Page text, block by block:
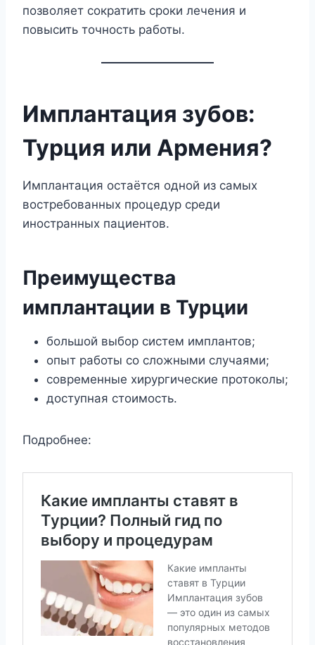
позволяет сократить сроки лечения и
повысить точность работы.
Имплантация зубов:
Турция или Армения?
Имплантация остаётся одной из самых
востребованных процедур среди
иностранных пациентов.
Преимущества
имплантации в Турции
большой выбор систем имплантов;
опыт работы со сложными случаями;
современные хирургические протоколы;
доступная стоимость.
Подробнее: